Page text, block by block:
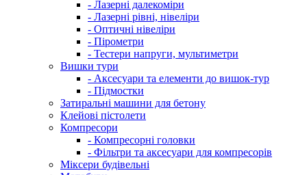
- Лазерні далекоміри
- Лазерні рівні, нівеліри
- Оптичні нівеліри
- Пірометри
- Тестери напруги, мультиметри
Вишки тури
- Аксесуари та елементи до вишок-тур
- Підмостки
Затиральні машини для бетону
Клейові пістолети
Компресори
- Компресорні головки
- Фільтри та аксесуари для компресорів
Міксери будівельні